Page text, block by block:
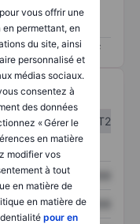
vous offrir une
permettant, en
du site, ainsi
personnalisé et
médias sociaux.
consentez à
des données
« Gérer le
en matière
modifier vos
à tout
en matière de
en matière de
pour en
(en anglais)
T1
T2
XXXXXXX
XXXXXXX